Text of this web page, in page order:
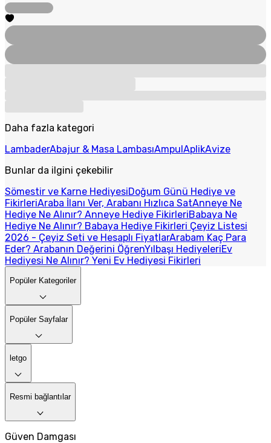
Daha fazla kategori
LambaderAbajur & Masa LambasıAmpulAplikAvize
Bunlar da ilgini çekebilir
Sömestir ve Karne HediyesiDoğum Günü Hediye ve
FikirleriAraba İlanı Ver, Arabanı Hızlıca SatAnneye Ne
Hediye Ne Alınır? Anneye Hediye FikirleriBabaya Ne
Hediye Ne Alınır? Babaya Hediye Fikirleri Çeyiz Listesi
2026 - Çeyiz Seti ve Hesaplı FiyatlarArabam Kaç Para
Eder? Arabanın Değerini ÖğrenYılbaşı HediyeleriEv
Hediyesi Ne Alınır? Yeni Ev Hediyesi Fikirleri
Popüler Kategoriler
Popüler Sayfalar
letgo
Resmi bağlantılar
Güven Damgası